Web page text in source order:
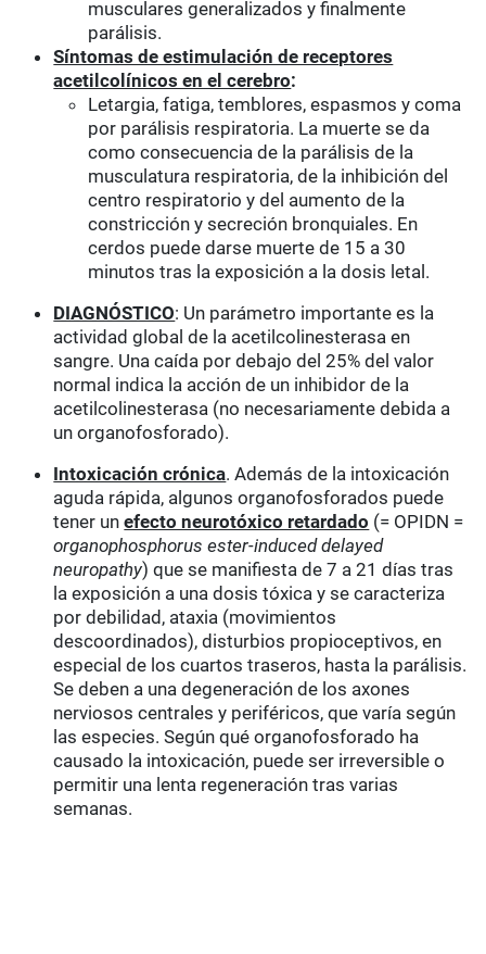
musculares generalizados y finalmente
parálisis.
Síntomas de estimulación de receptores
acetilcolínicos en el cerebro:
Letargia, fatiga, temblores, espasmos y coma
por parálisis respiratoria. La muerte se da
como consecuencia de la parálisis de la
musculatura respiratoria, de la inhibición del
centro respiratorio y del aumento de la
constricción y secreción bronquiales. En
cerdos puede darse muerte de 15 a 30
minutos tras la exposición a la dosis letal.
DIAGNÓSTICO: Un parámetro importante es la
actividad global de la acetilcolinesterasa en
sangre. Una caída por debajo del 25% del valor
normal indica la acción de un inhibidor de la
acetilcolinesterasa (no necesariamente debida a
un organofosforado).
Intoxicación crónica. Además de la intoxicación
aguda rápida, algunos organofosforados puede
tener unefecto neurotóxico retardado (= OPIDN =
organophosphorus ester-induced delayed
neuropathy) que se manifiesta de 7 a 21 días tras
la exposición a una dosis tóxica y se caracteriza
por debilidad, ataxia (movimientos
descoordinados), disturbios propioceptivos, en
especial de los cuartos traseros, hasta la parálisis.
Se deben a una degeneración de los axones
nerviosos centrales y periféricos, que varía según
las especies. Según qué organofosforado ha
causado la intoxicación, puede ser irreversible o
permitir una lenta regeneración tras varias
semanas.